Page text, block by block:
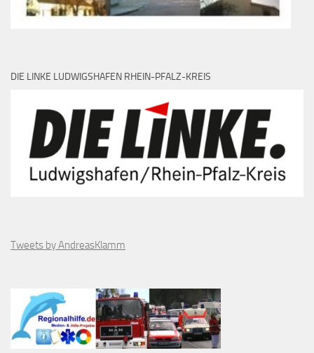
DIE LINKE LUDWIGSHAFEN RHEIN-PFALZ-KREIS
Tweets by AndreasKlamm